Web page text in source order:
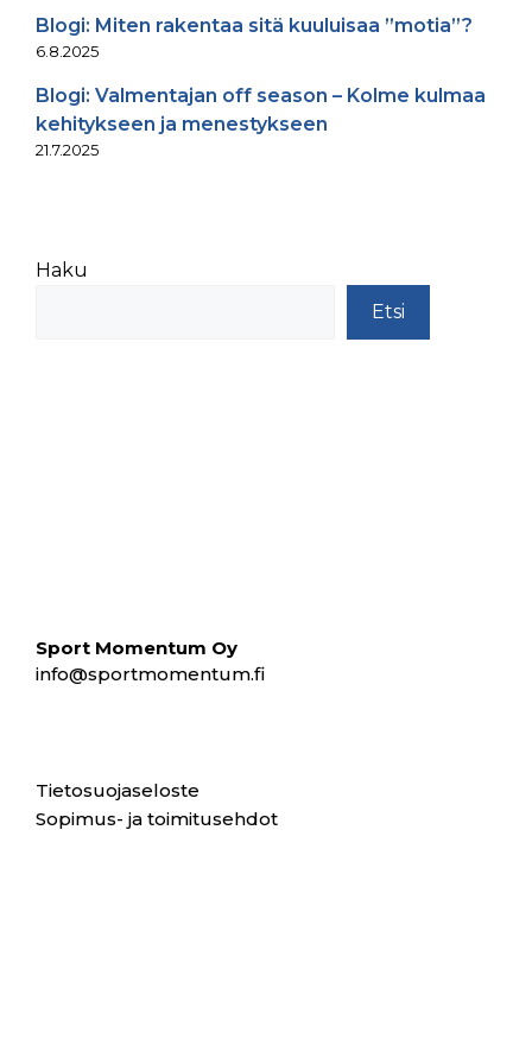
Blogi: Miten rakentaa sitä kuuluisaa ”motia”?
6.8.2025
Blogi: Valmentajan off season – Kolme kulmaa
kehitykseen ja menestykseen
21.7.2025
Haku
Etsi
Sport Momentum Oy
info@sportmomentum.fi
Tietosuojaseloste
Sopimus- ja toimitusehdot